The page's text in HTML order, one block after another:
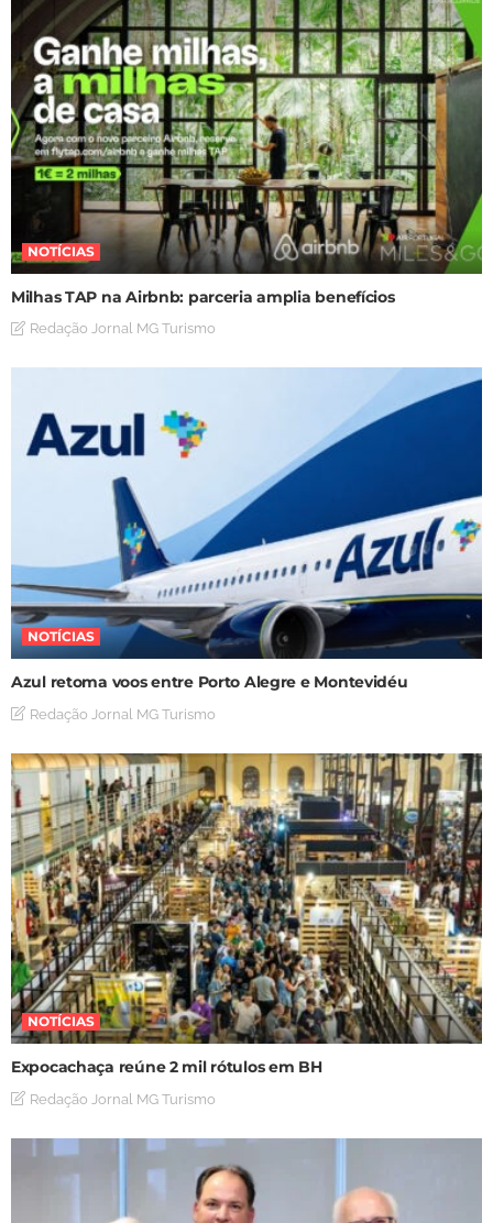
NOTÍCIAS
Milhas TAP na Airbnb: parceria amplia benefícios
Redação Jornal MG Turismo
NOTÍCIAS
Azul retoma voos entre Porto Alegre e Montevidéu
Redação Jornal MG Turismo
NOTÍCIAS
Expocachaça reúne 2 mil rótulos em BH
Redação Jornal MG Turismo